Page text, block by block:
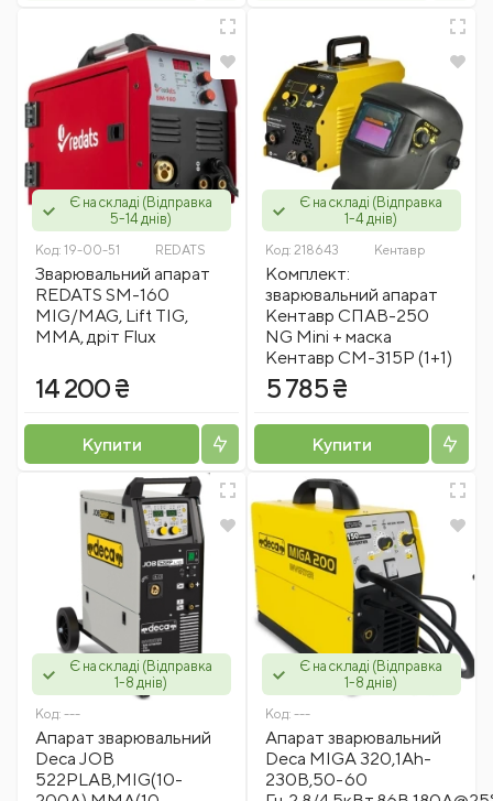
Є на складі (Відправка
5-14 днів)
Код: 19-00-51 REDATS
Зварювальний апарат
REDATS SM-160
MIG/MAG, Lift TIG,
MMA, дріт Flux
14 200 ₴
Купити
Є на складі (Відправка
1-4 днів)
Код: 218643 Кентавр
Комплект:
зварювальний апарат
Кентавр СПАВ-250
NG Mini + маска
Кентавр СМ-315Р (1+1)
5 785 ₴
Купити
Є на складі (Відправка
1-8 днів)
Код: ---
Апарат зварювальний
Deca JOB
522PLAB,MIG(10-
Є на складі (Відправка
1-8 днів)
Код: ---
Апарат зварювальний
Decа MIGA 320,1Ah-
230В,50-60